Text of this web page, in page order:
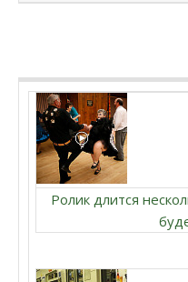
Ролик длится